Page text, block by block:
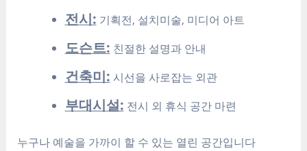
전시: 기획전, 설치미술, 미디어 아트
도슨트: 친절한 설명과 안내
건축미: 시선을 사로잡는 외관
부대시설: 전시 외 휴식 공간 마련
누구나 예술을 가까이 할 수 있는 열린 공간입니다